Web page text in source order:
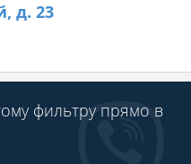
д. 23
фильтру прямо в